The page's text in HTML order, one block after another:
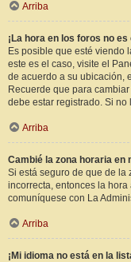
Arriba
¡La hora en los foros no
Es posible que esté viendo
este es el caso, visite el
de acuerdo a su ubicación,
Recuerde que para
debe estar registrado. Si
Arriba
Cambié la zona horaria en
Si está seguro de que de la
incorrecta, entonces la
comuníquese con La
Arriba
¡Mi idioma no está en la